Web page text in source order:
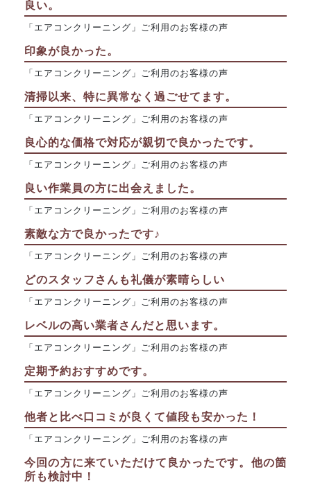
良い。
「エアコンクリーニング」ご利用のお客様の声
印象が良かった。
「エアコンクリーニング」ご利用のお客様の声
清掃以来、特に異常なく過ごせてます。
「エアコンクリーニング」ご利用のお客様の声
良心的な価格で対応が親切で良かったです。
「エアコンクリーニング」ご利用のお客様の声
良い作業員の方に出会えました。
「エアコンクリーニング」ご利用のお客様の声
素敵な方で良かったです♪
「エアコンクリーニング」ご利用のお客様の声
どのスタッフさんも礼儀が素晴らしい
「エアコンクリーニング」ご利用のお客様の声
レベルの高い業者さんだと思います。
「エアコンクリーニング」ご利用のお客様の声
定期予約おすすめです。
「エアコンクリーニング」ご利用のお客様の声
他者と比べ口コミが良くて値段も安かった！
「エアコンクリーニング」ご利用のお客様の声
今回の方に来ていただけて良かったです。他の箇
所も検討中！